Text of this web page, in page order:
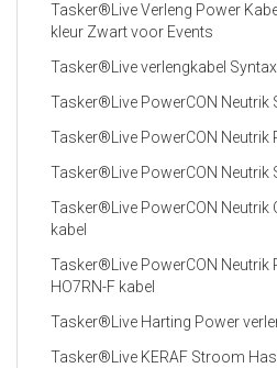
Tasker®Live Verleng Power
kleur Zwart voor Events
Tasker®Live verlengkabel
Tasker®Live PowerCON Neutrik
Tasker®Live PowerCON Neutrik
Tasker®Live PowerCON Neutrik
Tasker®Live PowerCON Neutrik
kabel
Tasker®Live PowerCON Neutrik
HO7RN-F kabel
Tasker®Live Harting Power
Tasker®Live KERAF Stroom